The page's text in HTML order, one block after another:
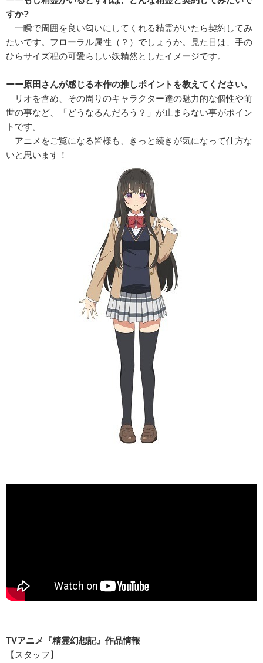
すか?
一瞬で周囲を良い匂いにしてくれる精霊がいたら契約してみ
たいです。フローラル属性（？）でしょうか。見た目は、手の
ひらサイズ程の可愛らしい妖精然としたイメージです。
ーー原田さんが感じる本作の推しポイントを教えてください。
リオを含め、その周りのキャラクター達の魅力的な個性や前
世の事など、「どうなるんだろう？」が止まらない事がポイン
トです。
アニメをご覧になる皆様も、きっと続きが気になって仕方な
いと思います！
TVアニメ『精霊幻想記』作品情報
【スタッフ】